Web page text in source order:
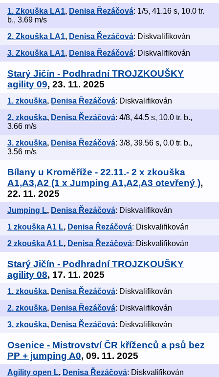
1. Zkouška LA1, Denisa Řezáčová: 1/5, 41.16 s, 10.0 tr.
b., 3.69 m/s
2. Zkouška LA1, Denisa Řezáčová: Diskvalifikován
3. Zkouška LA1, Denisa Řezáčová: Diskvalifikován
Starý Jičín - Podhradní TROJZKOUŠKY
agility 09, 23. 11. 2025
1. zkouška, Denisa Řezáčová: Diskvalifikován
2. zkouška, Denisa Řezáčová: 4/8, 44.5 s, 10.0 tr. b.,
3.66 m/s
3. zkouška, Denisa Řezáčová: 3/8, 39.56 s, 0.0 tr. b.,
3.56 m/s
Bílany u Kroměříže - 22.11.- 2 x zkouška
A1,A3,A2 (1 x Jumping A1,A2,A3 otevřený ),
22. 11. 2025
Jumping L, Denisa Řezáčová: Diskvalifikován
1 zkouška A1 L, Denisa Řezáčová: Diskvalifikován
2 zkouška A1 L, Denisa Řezáčová: Diskvalifikován
Starý Jičín - Podhradní TROJZKOUŠKY
agility 08, 17. 11. 2025
1. zkouška, Denisa Řezáčová: Diskvalifikován
2. zkouška, Denisa Řezáčová: Diskvalifikován
3. zkouška, Denisa Řezáčová: Diskvalifikován
Osenice - Mistrovství ČR kříženců a psů bez
PP + jumping A0, 09. 11. 2025
Agility open L, Denisa Řezáčová: Diskvalifikován